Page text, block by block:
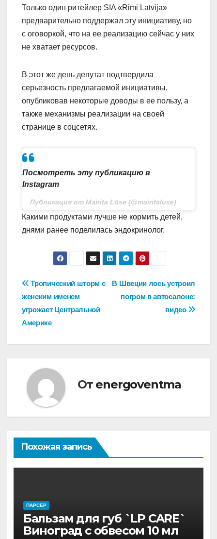
Только один ритейлер SIA «Rimi Latvija»
предварительно поддержал эту инициативу, но
с оговоркой, что на ее реализацию сейчас у них
не хватает ресурсов.
В этот же день депутат подтвердила
серьезность предлагаемой инициативы,
опубликовав некоторые доводы в ее пользу, а
также механизмы реализации на своей
странице в соцсетях.
Посмотреть эту публикацию в
Instagram
Публикация от Mairita Lūse (@mairitaluse)
Какими продуктами лучше не кормить детей,
днями ранее поделилась эндокринолог.
Навигация
по
записям
В Швеции лось устроил
погром в автосалоне:
видео
Тропический шторм с
женским именем
угрожает Центральной
Америке
От energoventma
Похожая запись
ПАРСЕР
Бальзам для губ `LP CARE`
Виноград с обвесом 10 мл